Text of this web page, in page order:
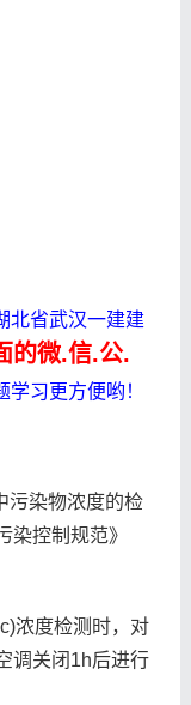
北省武汉一建建
的微.信.公.
习更方便哟！
污染物浓度的检
染控制规范》
浓度检测时，对
调关闭1h后进行